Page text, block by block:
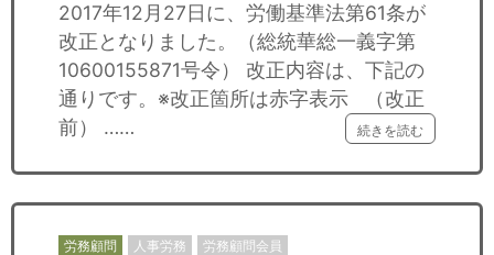
2017年12月27日に、労働基準法第61条が
改正となりました。（総統華総一義字第
10600155871号令） 改正内容は、下記の
通りです。※改正箇所は赤字表示 （改正
前） ……
続きを読む
労務顧問 人事労務 労務顧問会員